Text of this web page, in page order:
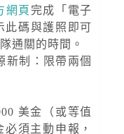
網頁 完成「電子
此碼與護照即可
通關的時間。
新制：限帶兩個
美金
（或等值
必須主動申報，